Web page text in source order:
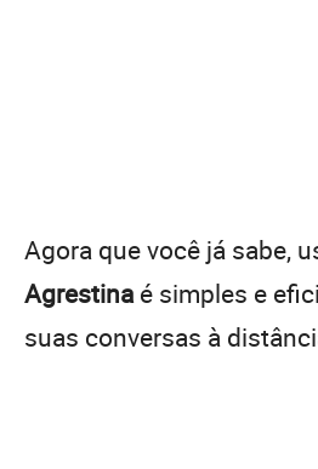
Agora que você já sabe,
Agrestina é simples e
suas conversas à